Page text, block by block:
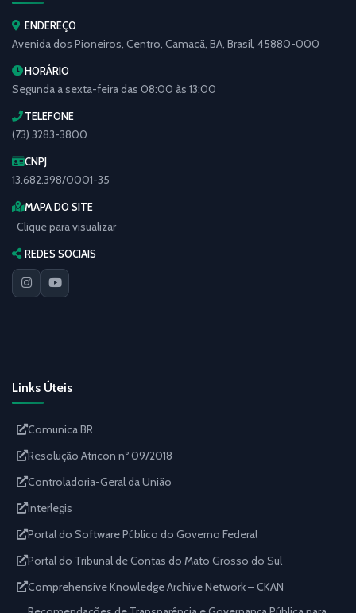
ENDEREÇO
Avenida dos Pioneiros, Centro, Camacã, BA, Brasil, 45880-000
HORÁRIO
Segunda a sexta-feira das 08:00 às 13:00
TELEFONE
(73) 3283-3800
CNPJ
13.682.398/0001-35
MAPA DO SITE
Clique para visualizar
REDES SOCIAIS
Links Úteis
Comunica BR
Resolução Atricon nº 09/2018
Controladoria-Geral da União
Interlegis
Portal do Software Público do Governo Federal
Portal do Tribunal de Contas do Mato Grosso do Sul
Comprehensive Knowledge Archive Network – CKAN